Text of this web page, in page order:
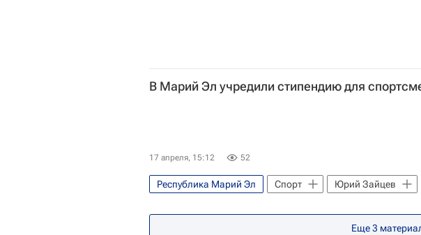
В Марий Эл учредили стипендию для
17 апреля, 15:12 52
Республика Марий Эл Спорт Юрий Зайцев
Еще3